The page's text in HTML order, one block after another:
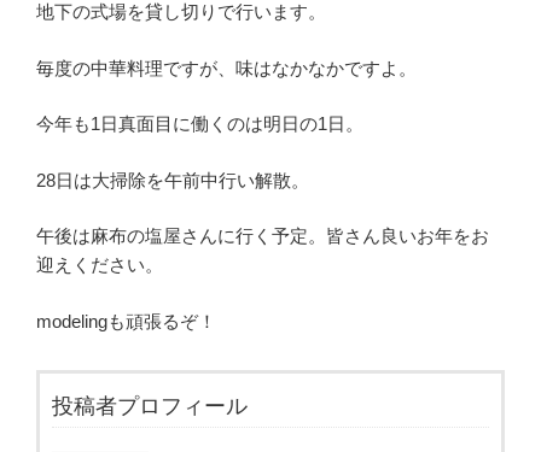
地下の式場を貸し切りで行います。
毎度の中華料理ですが、味はなかなかですよ。
今年も1日真面目に働くのは明日の1日。
28日は大掃除を午前中行い解散。
午後は麻布の塩屋さんに行く予定。皆さん良いお年をお
迎えください。
modelingも頑張るぞ！
投稿者プロフィール